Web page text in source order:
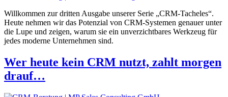
Willkommen zur dritten Ausgabe unserer Serie „CRM-Tacheles“.
Heute nehmen wir das Potenzial von CRM-Systemen genauer unter
die Lupe und zeigen, warum sie ein unverzichtbares Werkzeug für
jedes moderne Unternehmen sind.
Wer heute kein CRM nutzt, zahlt morgen
drauf…